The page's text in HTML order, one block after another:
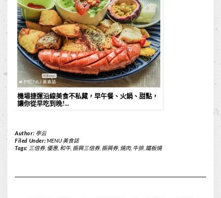
機場捷運沿線美食不私藏，早午餐、火鍋、甜點，
讓你從早吃到晚!...
Author: 亭云
Filed Under:MENU 美食誌
Tags: 三倍券, 優惠,和牛, 振興三倍券, 振興券, 燒肉, 牛排, 鐵板燒